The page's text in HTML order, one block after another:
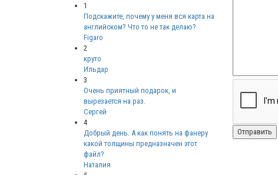
1
Подскажите, почему у меня вся карта на
английском? Что то не так делаю?
Figaro
2
круто
Ильдар
3
Очень приятный подарок, и
вырезается на раз.
Сергей
4
Добрый день. А как понять на фанеру
какой толщины предназначен этот
файл?
Наталия